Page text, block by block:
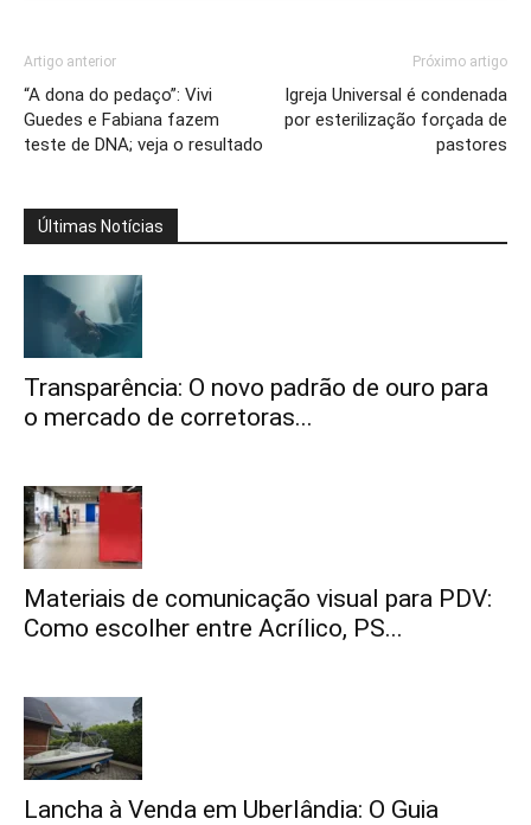
Artigo anterior
“A dona do pedaço”: Vivi
Guedes e Fabiana fazem
teste de DNA; veja o resultado
Próximo artigo
Igreja Universal é condenada
por esterilização forçada de
pastores
Últimas Notícias
Transparência: O novo padrão de ouro para
o mercado de corretoras...
Materiais de comunicação visual para PDV:
Como escolher entre Acrílico, PS...
Lancha à Venda em Uberlândia: O Guia